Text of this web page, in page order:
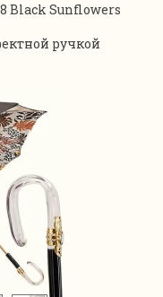
Black Sunflowers
ручкой